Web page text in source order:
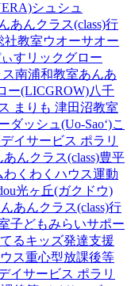
シュシュ
あんクラス(class)行
社教室ウオーサオー
す リックグロー
南浦和教室あんあ
ー(LICGROW)八千
まりも 津田沼教室
ダッシュ(Uo-Sao‘)こ
イサービス ポラリ
あんクラス(class)豊平
わくわくハウス運動
光ヶ丘(ガクドウ)
あんクラス(class)行
子どもみらいサポー
るキッズ発達支援
ス重心型放課後等
イサービス ポラリ